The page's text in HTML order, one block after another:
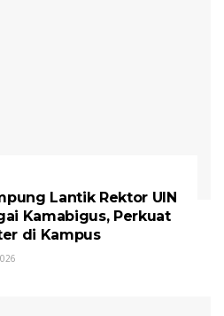
Lantik Rektor UIN
Kamabigus, Perkuat
di Kampus